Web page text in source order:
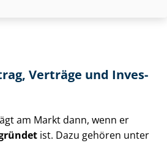
Verträge und In­ves­
am Markt dann, wenn er
ist. Dazu gehören unter